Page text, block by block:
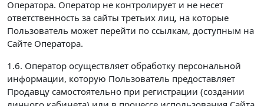
Оператора. Оператор не контролирует и не несет
ответственность за сайты третьих лиц, на которые
Пользователь может перейти по ссылкам, доступным на
Сайте Оператора.
1.6. Оператор осуществляет обработку персональной
информации, которую Пользователь предоставляет
Продавцу самостоятельно при регистрации (создании